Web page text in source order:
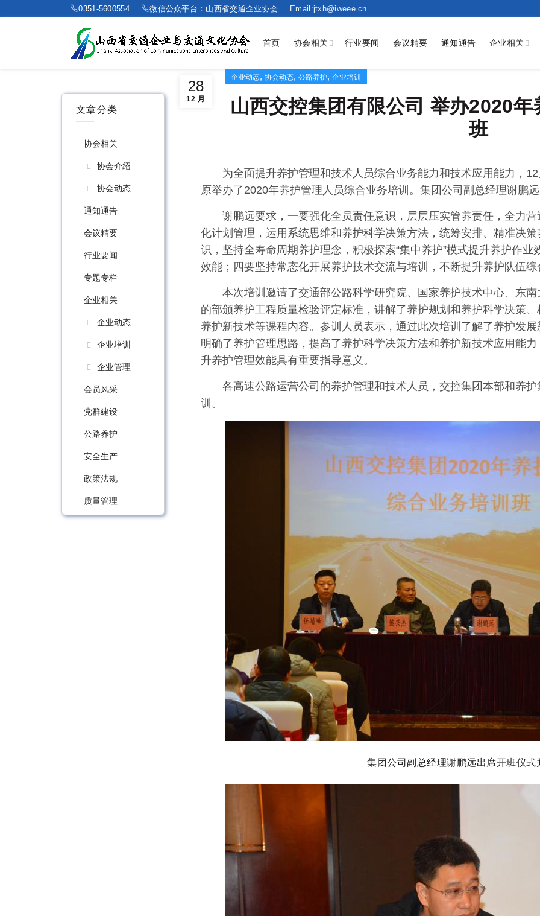
0351-5600554 微信公众平台：山西省交通企业协会 Email:jtxh@iweee.cn
首页 协会相关 行业要闻 会议精要 通知通告 企业相关
文章分类
协会相关
协会介绍
协会动态
通知通告
会议精要
行业要闻
专题专栏
企业相关
企业动态
企业培训
企业管理
会员风采
党群建设
公路养护
安全生产
政策法规
质量管理
28
12 月
企业动态, 协会动态, 公路养护, 企业培训
山西交控集团有限公司 举办2020
班
为全面提升养护管理和技术人员综合业务能力和技术应用能力，
原举办了2020年养护管理人员综合业务培训。集团公司副总经理谢鹏
谢鹏远要求，一要强化全员责任意识，层层压实管养责任，全力
化计划管理，运用系统思维和养护科学决策方法，统筹安排、精准决
识，坚持全寿命周期养护理念，积极探索“集中养护”模式提升养护作业
效能；四要坚持常态化开展养护技术交流与培训，不断提升养护队伍综
本次培训邀请了交通部公路科学研究院、国家养护技术中心、东
的部颁养护工程质量检验评定标准，讲解了养护规划和养护科学决策
养护新技术等课程内容。参训人员表示，通过此次培训了解了养护发
明确了养护管理思路，提高了养护科学决策方法和养护新技术应用能
升养护管理效能具有重要指导意义。
各高速公路运营公司的养护管理和技术人员，交控集团本部和养
训。
集团公司副总经理谢鹏远出席开班仪式